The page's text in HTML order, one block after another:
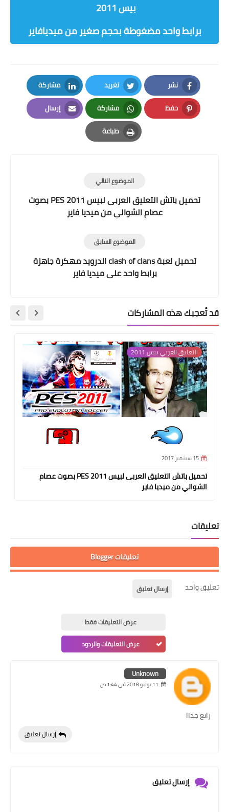
بيس 2011
برابط واحد مضغوطة بحجم صغير من ميديافاير
نشر
Facebook
تغريد
Twitter
مشاركة
LinkedIn
حفظ
Pinterest
مشاركة
Whatsapp
إرسال
Email
طباعة
Print
الموضوع التالي
تحميل باتش التعليق العربى لبيس 2011 PES بصوت
عصام الشوالي من ميديا فاير
الموضوع السابق
تحميل لعبة clash of clans اندرويد مهكرة جاهزة
برابط واحد على ميديا فاير
قد تُعجبك هذه المشاركات
التعليق العربي بيس 2011
15 سبتمبر 2017
تحميل باتش التعليق العربى لبيس 2011 PES بصوت عصام
الشوالي من ميديا فاير
تعليقات
تعليقات Blogger
تعليق واحد إرسال تعليق
عرض التعليقات فقط
عرض التعليقات والردود
Unknown
11 يوليو 2018 في 1:44 ص
راىع جداا
إرسال تعليق
إرسال تعليق